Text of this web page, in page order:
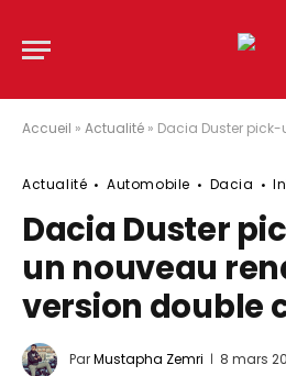
Accueil » Actualité » Dacia Duster pick-up 2022 :
Actualité Automobile Dacia
Dacia Duster
un nouveau
version double
ParMustapha Zemri 8 mars